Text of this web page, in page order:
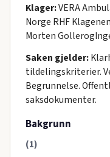
Klager:VERA
Norge RHF
Morten
Saken gjelder:
tildelingskriterier.
Begrunnelse.
saksdokumenter.
Bakgrunn
(1)